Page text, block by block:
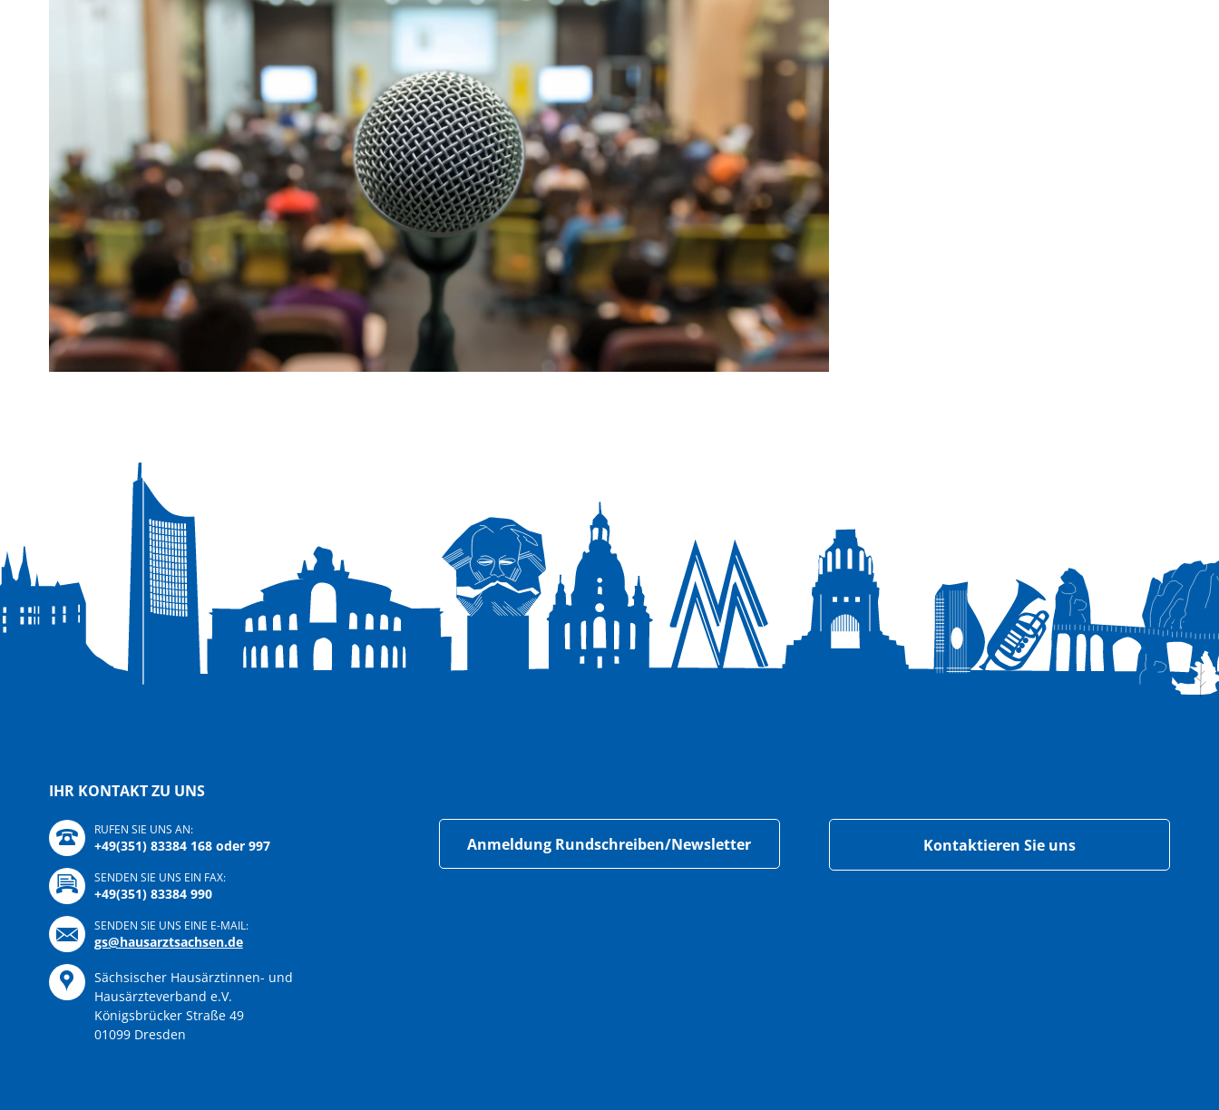
IHR KONTAKT ZU UNS
RUFEN SIE UNS AN:
+49(351) 83384 168 oder 997
SENDEN SIE UNS EIN FAX:
+49(351) 83384 990
SENDEN SIE UNS EINE E-MAIL:
gs@hausarztsachsen.de
Sächsischer Hausärztinnen- und
Hausärzteverband e.V.
Königsbrücker Straße 49
01099 Dresden
Anmeldung Rundschreiben/Newsletter Kontaktieren Sie uns